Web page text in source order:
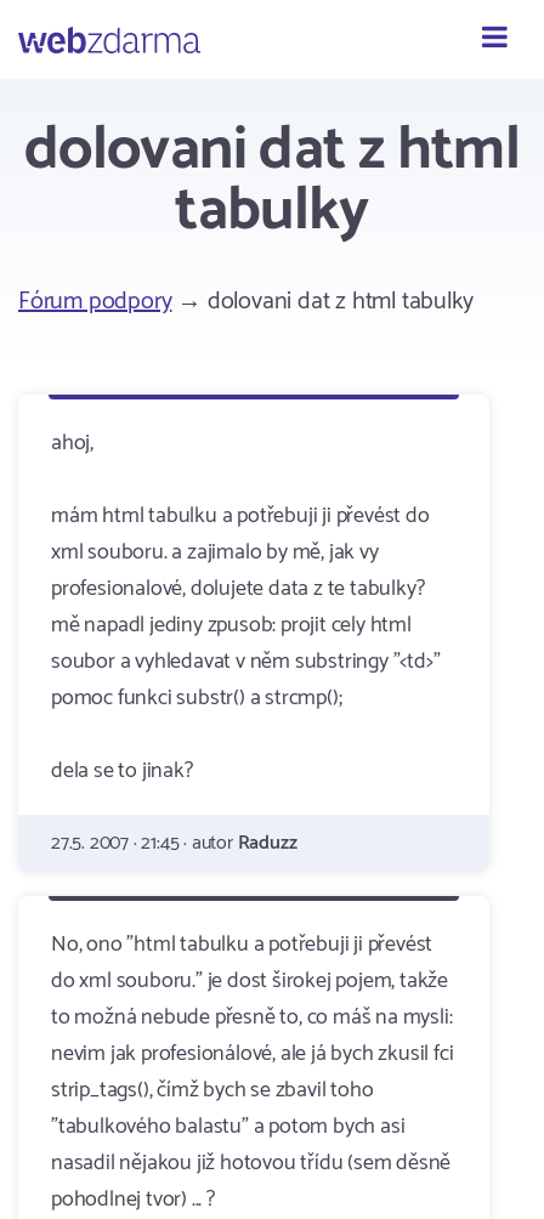
Webzdarma
dolovani dat z html
tabulky
Fórum podpory→ dolovani dat z html tabulky
ahoj,
mám html tabulku a potřebuji ji převést do
xml souboru. a zajimalo by mě, jak vy
profesionalové, dolujete data z te tabulky?
mě napadl jediny zpusob: projit cely html
soubor a vyhledavat v něm substringy "<td>"
pomoc funkci substr() a strcmp();
dela se to jinak?
27.5. 2007 · 21:45 · autorRaduzz
No, ono "html tabulku a potřebuji ji převést
do xml souboru." je dost širokej pojem, takže
to možná nebude přesně to, co máš na mysli:
nevim jak profesionálové, ale já bych zkusil fci
strip_tags(), čímž bych se zbavil toho
"tabulkového balastu" a potom bych asi
nasadil nějakou již hotovou třídu (sem děsně
pohodlnej tvor) ... ?